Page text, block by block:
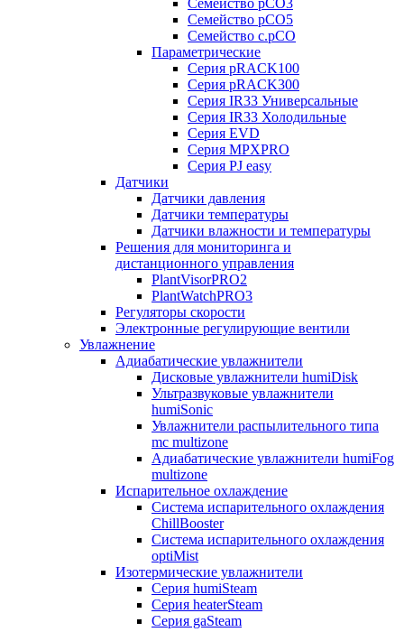
Семейство pCO3
Семейство pCO5
Семейство c.pCO
Параметрические
Серия pRACK100
Серия pRACK300
Серия IR33 Универсальные
Серия IR33 Холодильные
Серия EVD
Серия MPXPRO
Серия PJ easy
Датчики
Датчики давления
Датчики температуры
Датчики влажности и температуры
Решения для мониторинга и
дистанционного управления
PlantVisorPRO2
PlantWatchPRO3
Регуляторы скорости
Электронные регулирующие вентили
Увлажнение
Адиабатические увлажнители
Дисковые увлажнители humiDisk
Ультразвуковые увлажнители
humiSonic
Увлажнители распылительного типа
mc multizone
Адиабатические увлажнители humiFog
multizone
Испарительное охлаждение
Система испарительного охлаждения
ChillBooster
Система испарительного охлаждения
optiMist
Изотермические увлажнители
Серия humiSteam
Серия heaterSteam
Серия gaSteam